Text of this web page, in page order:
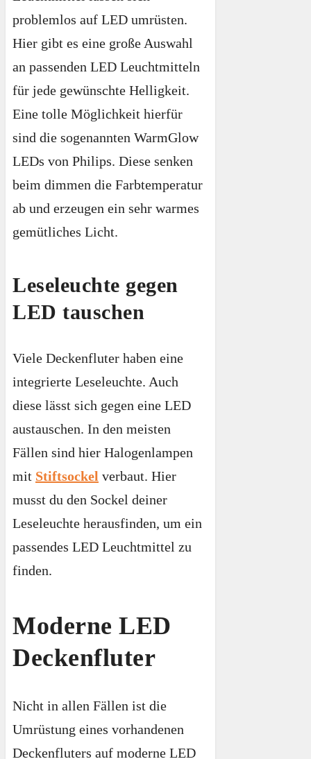
problemlos auf LED umrüsten.
Hier gibt es eine große Auswahl
an passenden LED Leuchtmitteln
für jede gewünschte Helligkeit.
Eine tolle Möglichkeit hierfür
sind die sogenannten WarmGlow
LEDs von Philips. Diese senken
beim dimmen die Farbtemperatur
ab und erzeugen ein sehr warmes
gemütliches Licht.
Leseleuchte gegen
LED tauschen
Viele Deckenfluter haben eine
integrierte Leseleuchte. Auch
diese lässt sich gegen eine LED
austauschen. In den meisten
Fällen sind hier Halogenlampen
mit Stiftsockel verbaut. Hier
musst du den Sockel deiner
Leseleuchte herausfinden, um ein
passendes LED Leuchtmittel zu
finden.
Moderne LED
Deckenfluter
Nicht in allen Fällen ist die
Umrüstung eines vorhandenen
Deckenfluters auf moderne LED